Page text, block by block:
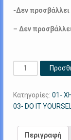
-Δεν προσβάλλει
– Δεν
Calciel
C
ποσότητα
Κατηγορίες: 01-
03- DO IT
Περιγραφή